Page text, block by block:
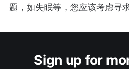
题，如失眠等，您应该考虑寻
Sign up for